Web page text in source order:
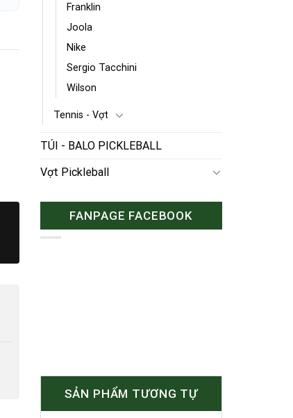
Franklin
Joola
Nike
Sergio Tacchini
Wilson
Tennis - Vợt
TÚI - BALO PICKLEBALL
Vợt Pickleball
FANPAGE FACEBOOK
SẢN PHẨM TƯƠNG TỰ